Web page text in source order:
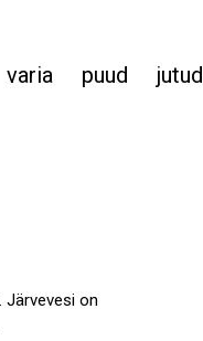
varia puud jutud
Järvevesi on